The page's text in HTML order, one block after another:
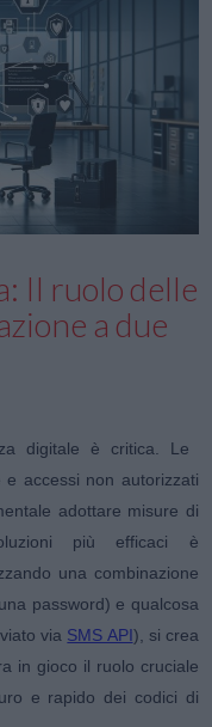
Il ruolo delle
a due
digitale è critica. Le
accessi non autorizzati
adottare misure di
più efficaci è
una combinazione
password) e qualcosa
via SMS API), si crea
in gioco il ruolo cruciale
e rapido dei codici di